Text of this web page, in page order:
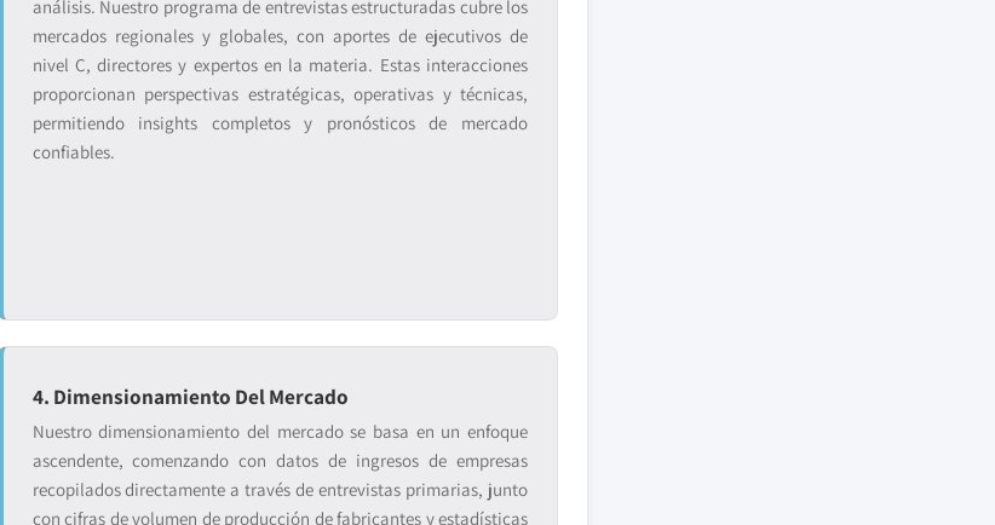
análisis. Nuestro programa de entrevistas estructuradas cubre los
mercados regionales y globales, con aportes de ejecutivos de
nivel C, directores y expertos en la materia. Estas interacciones
proporcionan perspectivas estratégicas, operativas y técnicas,
permitiendo insights completos y pronósticos de mercado
confiables.
4. Dimensionamiento Del Mercado
Nuestro dimensionamiento del mercado se basa en un enfoque
ascendente, comenzando con datos de ingresos de empresas
recopilados directamente a través de entrevistas primarias, junto
con cifras de volumen de producción de fabricantes y estadísticas